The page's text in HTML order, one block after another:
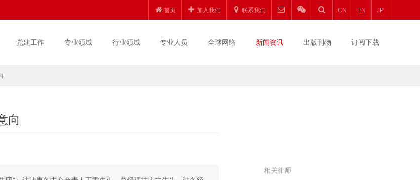
首页 加入我们 联系我们 CN EN JP
党建工作 专业领域 行业领域 专业人员 全球网络 新闻资讯 出版刊物 订阅下载
向
相关律师